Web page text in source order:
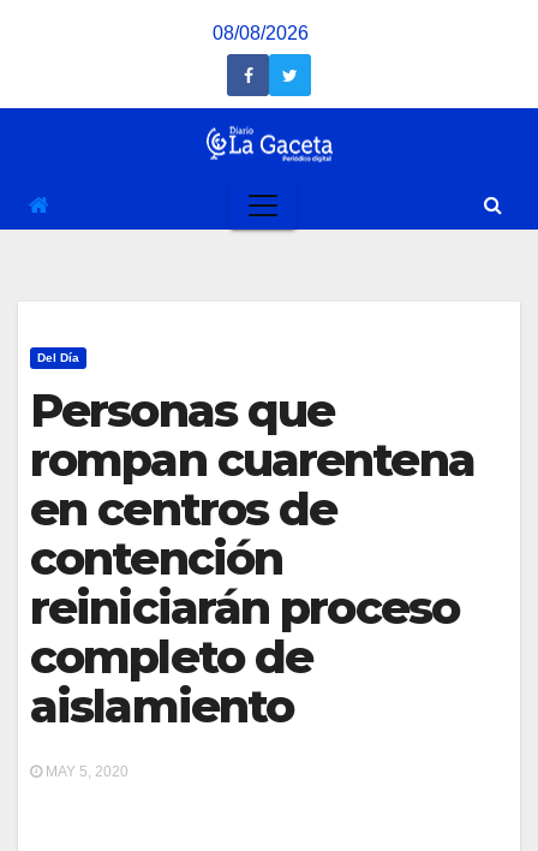
08/08/2026
Del Día
Personas que
rompan cuarentena
en centros de
contención
reiniciarán proceso
completo de
aislamiento
MAY 5, 2020